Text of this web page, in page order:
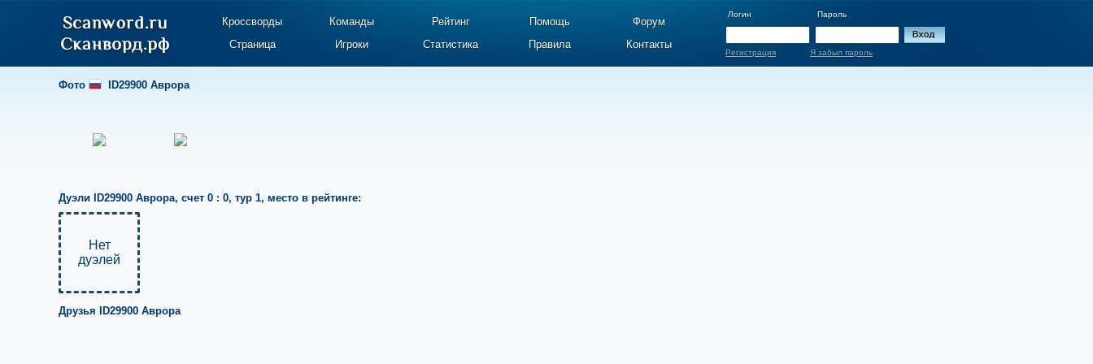
Кроссворды Команды Рейтинг Помощь
Форум
Страница
Игроки Статистика Правила Контакты
Логин Пароль
Регистрация Я забыл пароль
Фото ID29900 Аврора
Дуэли ID29900 Аврора, счет 0 : 0, тур 1, место в рейтинге:
Нет
дуэлей
Друзья ID29900 Аврора